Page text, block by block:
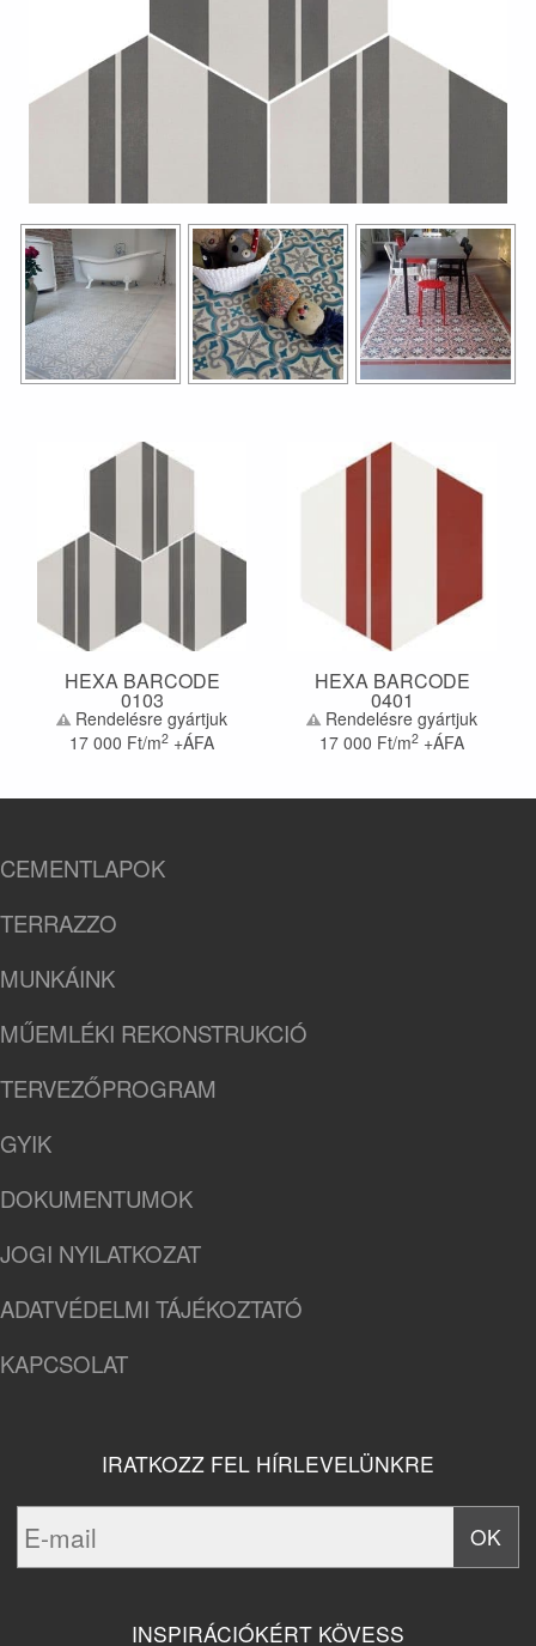
HEXA BARCODE
0103
Rendelésre gyártjuk
17 000 Ft/m2 +ÁFA
HEXA BARCODE
0401
Rendelésre gyártjuk
17 000 Ft/m2 +ÁFA
CEMENTLAPOK
TERRAZZO
MUNKÁINK
MŰEMLÉKI REKONSTRUKCIÓ
TERVEZŐPROGRAM
GYIK
DOKUMENTUMOK
JOGI NYILATKOZAT
ADATVÉDELMI TÁJÉKOZTATÓ
KAPCSOLAT
IRATKOZZ FEL HÍRLEVELÜNKRE
INSPIRÁCIÓKÉRT KÖVESS